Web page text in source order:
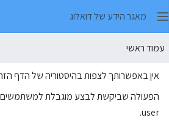
מאגר הידע של דואלוג
עמוד ראשי
אין באפשרותך לצפות בהיסטוריה של הדף
user.